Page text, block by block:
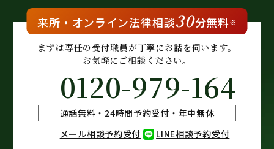
来所・ オンライン法律相談30分無料※
まずは専任の受付職員が丁寧にお話を伺います。
お気軽にご相談ください。
0120-979-164
通話無料・24時間予約受付・年中無休
メール相談予約受付
LINE相談予約受付